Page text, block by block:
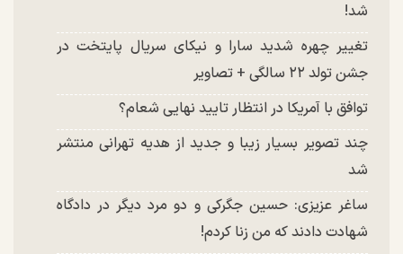
شد!
تغییر چهره شدید سارا و نیکای سریال پایتخت در
جشن تولد ۲۲ سالگی + تصاویر
توافق با آمریکا در انتظار تایید نهایی شعام؟
چند تصویر بسیار زیبا و جدید از هدیه تهرانی منتشر
شد
ساغر عزیزی: حسین جگرکی و دو مرد دیگر در دادگاه
شهادت دادند که من زنا کردم!